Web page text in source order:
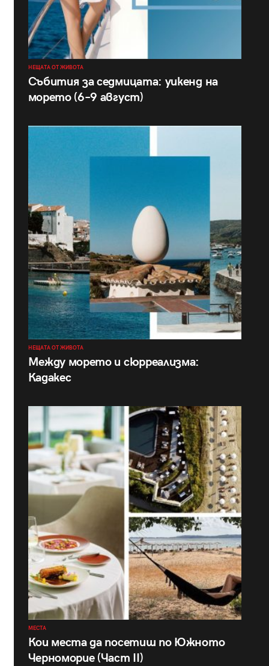
НЕЩАТА ОТ ЖИВОТА
Събития за седмицата: уикенд на
морето (6–9 август)
НЕЩАТА ОТ ЖИВОТА
Между морето и сюрреализма:
Кадакес
МЕСТА
Кои места да посетиш по Южното
Черноморие (Част II)